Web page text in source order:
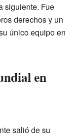
siguiente. Fue
derechos y un
único equipo en
en
salió de su